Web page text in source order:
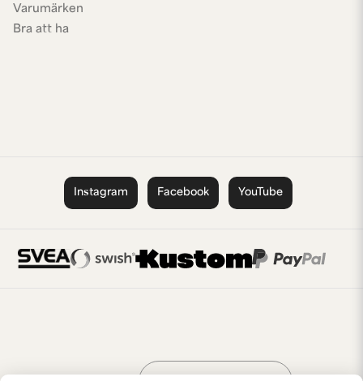
Varumärken
Bra att ha
Instagram Facebook YouTube